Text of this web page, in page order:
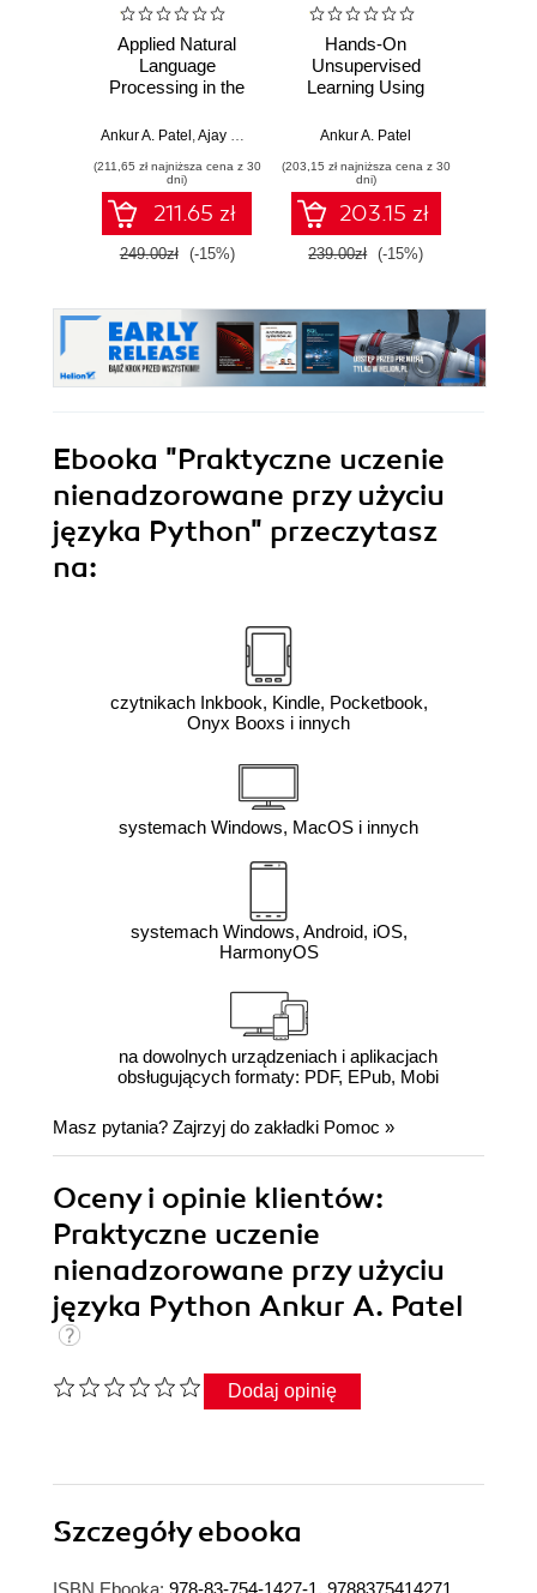
Applied Natural
Language
Processing in the
Ankur A. Patel Ajay Uppili Arasanipalai
(211,65 zł najniższa cena z 30
dni)
211.65 zł
249.00zł (-15%)
Hands-On
Unsupervised
Learning Using
Build Applied
Solutions from
Unlabeled Data
Ankur A. Patel
(203,15 zł najniższa cena z 30
dni)
203.15 zł
239.00zł (-15%)
Ebooka "Praktyczne uczenie
nienadzorowane przy użyciu
języka Python" przeczytasz
na:
czytnikach Inkbook, Kindle, Pocketbook,
Onyx Booxs i innych
systemach Windows, MacOS i innych
systemach Windows, Android, iOS,
HarmonyOS
na dowolnych urządzeniach i aplikacjach
obsługujących formaty: PDF, EPub, Mobi
Masz pytania? Zajrzyj do zakładki Pomoc »
Oceny i opinie klientów:
Praktyczne uczenie
nienadzorowane przy użyciu
języka Python Ankur A. Patel
Dodaj opinię
Szczegółyebooka